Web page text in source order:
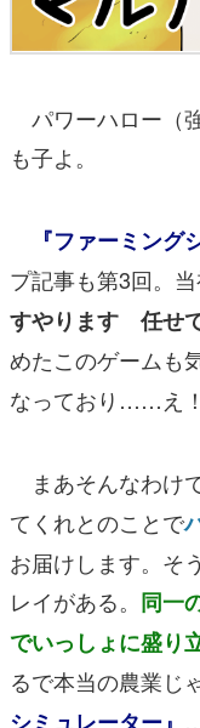
パワーハロー（
も子よ。
『ファーミング
プ記事も第3回。
すやります 任せ
めたこのゲームも
なっており……え
まあそんなわけ
てくれとのことで
お届けします。そ
レイがある。 同一
でいっしょに盛り
るで本当の農業
シミュレーター』